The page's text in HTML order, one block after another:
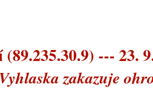
--- 23.
zakazuje